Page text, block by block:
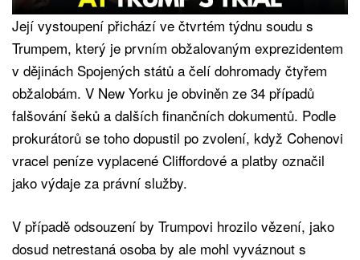
Její vystoupení přichází ve čtvrtém týdnu soudu s
Trumpem, který je prvním obžalovaným exprezidentem
v dějinách Spojených států a čelí dohromady čtyřem
obžalobám. V New Yorku je obviněn ze 34 případů
falšování šeků a dalších finančních dokumentů. Podle
prokurátorů se toho dopustil po zvolení, když Cohenovi
vracel peníze vyplacené Cliffordové a platby označil
jako výdaje za právní služby.
V případě odsouzení by Trumpovi hrozilo vězení, jako
dosud netrestaná osoba by ale mohl vyváznout s